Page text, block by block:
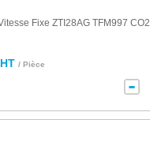
Fixe ZTI28AG TFM997 CO2
/ Pièce